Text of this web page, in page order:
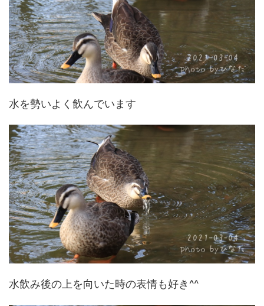
水を勢いよく飲んでいます
水飲み後の上を向いた時の表情も好き^^